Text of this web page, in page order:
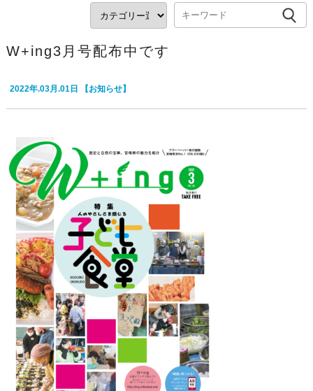
W+ing3月号配布中です
2022年.03月.01日 【お知らせ】